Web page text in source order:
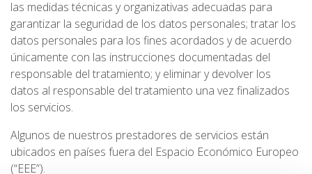
las medidas técnicas y organizativas adecuadas para
garantizar la seguridad de los datos personales; tratar los
datos personales para los fines acordados y de acuerdo
únicamente con las instrucciones documentadas del
responsable del tratamiento; y eliminar y devolver los
datos al responsable del tratamiento una vez finalizados
los servicios.
Algunos de nuestros prestadores de servicios están
ubicados en países fuera del Espacio Económico Europeo
(“EEE”).